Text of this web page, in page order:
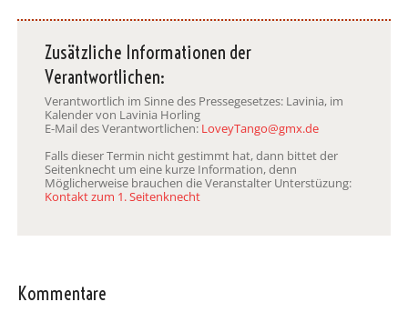
Zusätzliche Informationen der
Verantwortlichen:
Verantwortlich im Sinne des Pressegesetzes: Lavinia, im
Kalender von Lavinia Horling
E-Mail des Verantwortlichen: LoveyTango@gmx.de
Falls dieser Termin nicht gestimmt hat, dann bittet der
Seitenknecht um eine kurze Information, denn
Möglicherweise brauchen die Veranstalter Unterstüzung:
Kontakt zum 1. Seitenknecht
Kommentare